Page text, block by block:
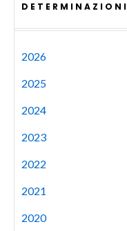
DETERMINAZIONI
2026
2025
2024
2023
2022
2021
2020